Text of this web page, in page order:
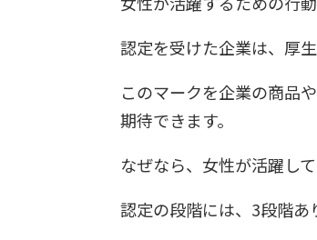
認定を受けた企業は、厚
このマークを企業の商品
期待できます。
なぜなら、女性が活躍し
認定の段階には、3段階あ